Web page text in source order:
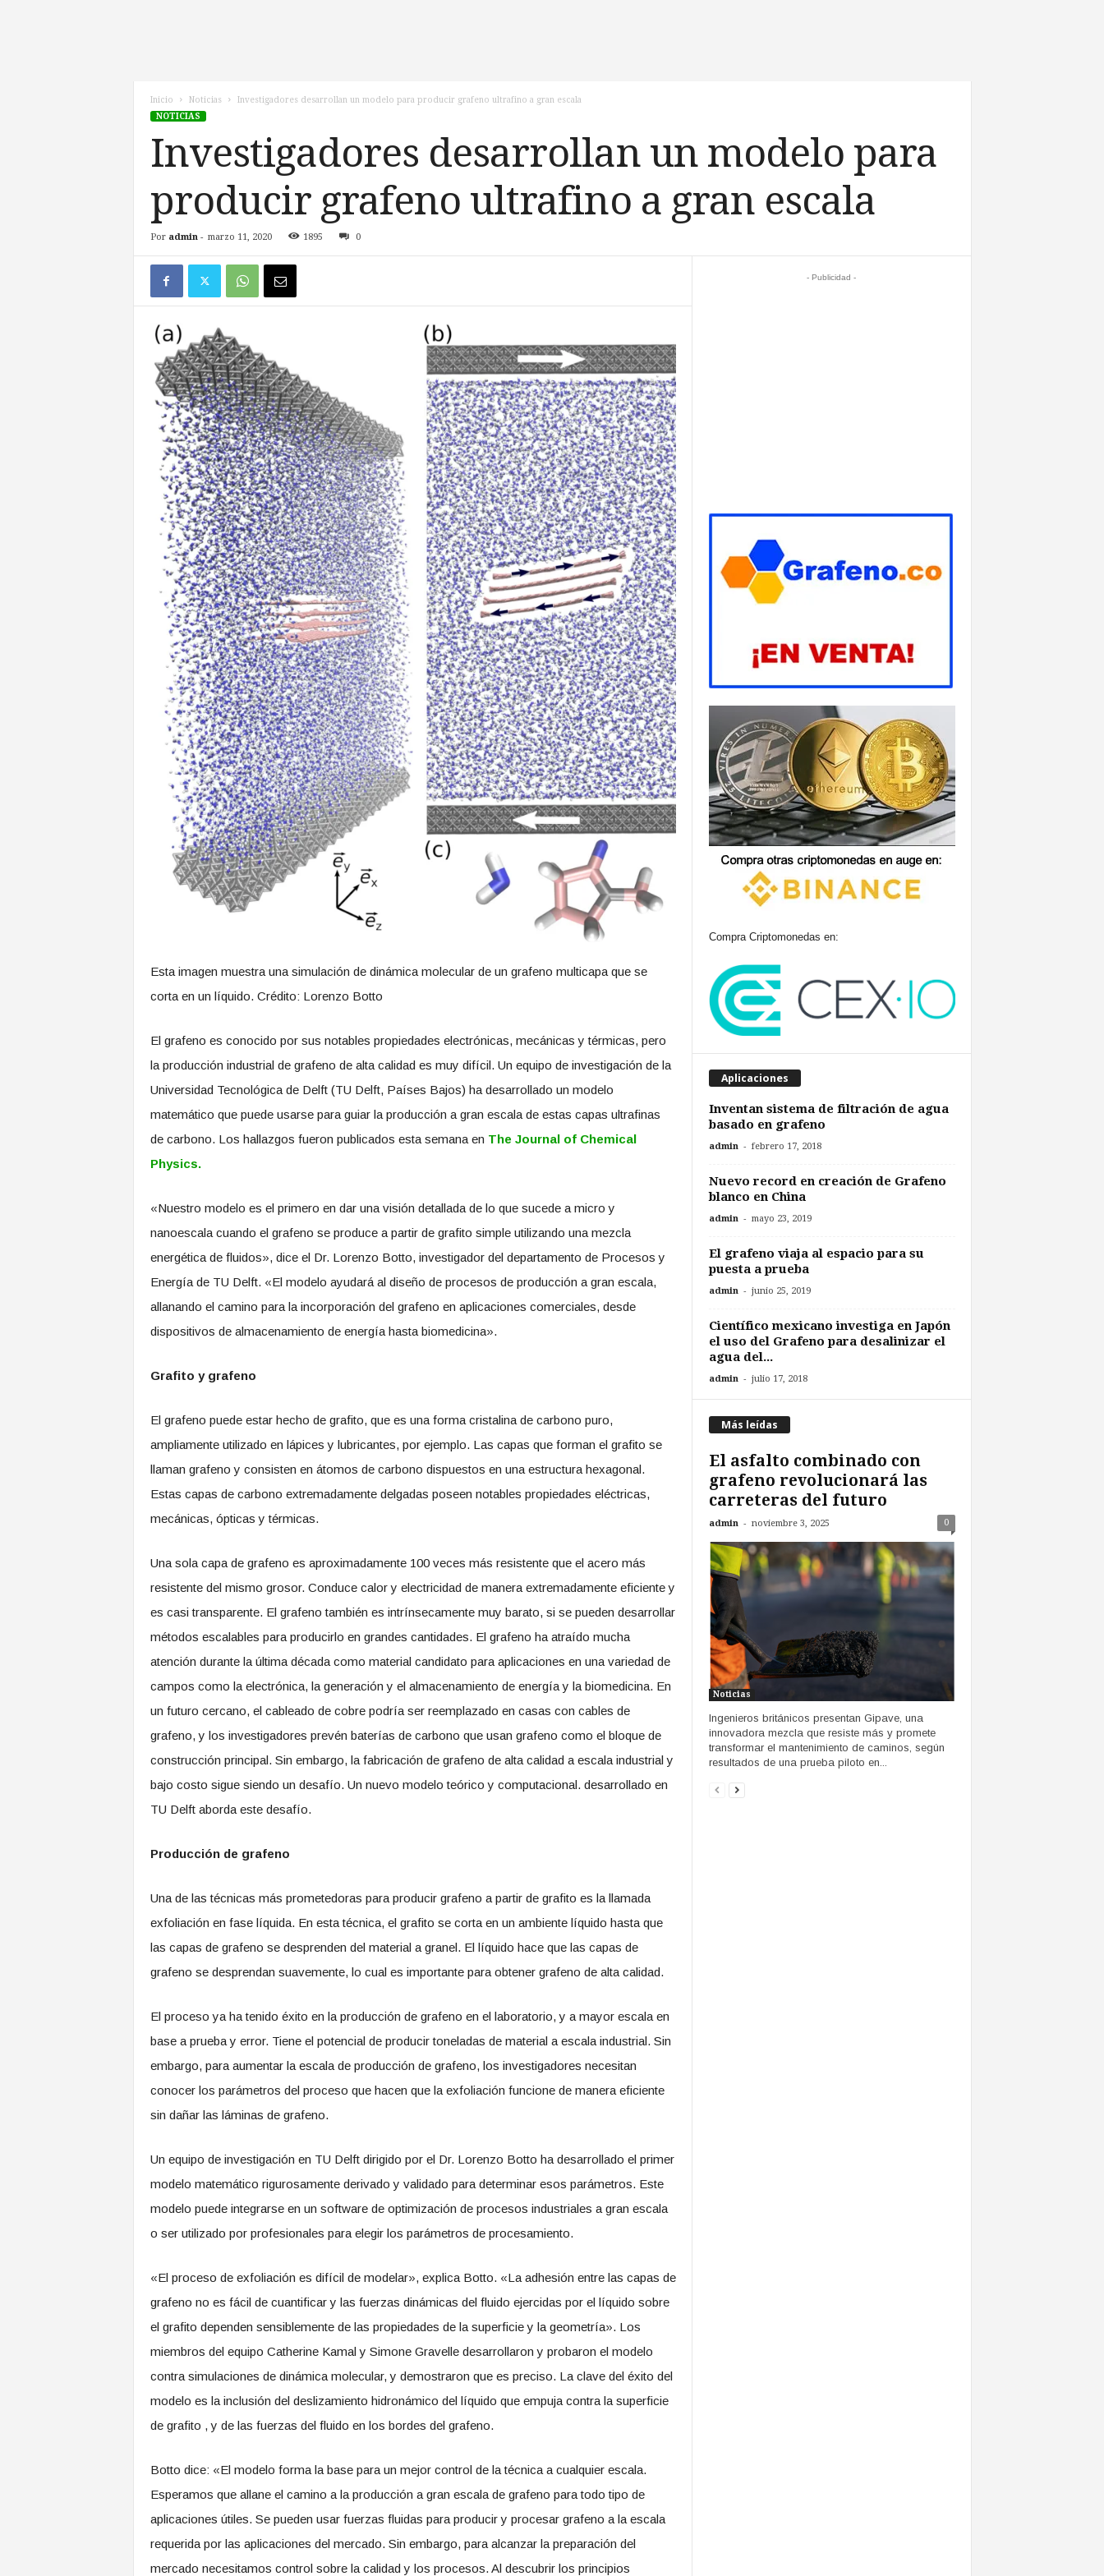
Inicio Noticias
Investigadores desarrollan un modelo para producir grafeno ultrafino a gran escala
NOTICIAS
Investigadores desarrollan un modelo para
producir grafeno ultrafino a gran escala
Por admin- marzo 11, 2020 1895 0
Esta imagen muestra una simulación de dinámica molecular de un grafeno multicapa que se
corta en un líquido. Crédito: Lorenzo Botto
El grafeno es conocido por sus notables propiedades electrónicas, mecánicas y térmicas, pero
la producción industrial de grafeno de alta calidad es muy difícil. Un equipo de investigación de la
Universidad Tecnológica de Delft (TU Delft, Países Bajos) ha desarrollado un modelo
matemático que puede usarse para guiar la producción a gran escala de estas capas ultrafinas
de carbono. Los hallazgos fueron publicados esta semana en The Journal of Chemical
Physics.
«Nuestro modelo es el primero en dar una visión detallada de lo que sucede a micro y
nanoescala cuando el grafeno se produce a partir de grafito simple utilizando una mezcla
energética de fluidos», dice el Dr. Lorenzo Botto, investigador del departamento de Procesos y
Energía de TU Delft. «El modelo ayudará al diseño de procesos de producción a gran escala,
allanando el camino para la incorporación del grafeno en aplicaciones comerciales, desde
dispositivos de almacenamiento de energía hasta biomedicina».
Grafito y grafeno
El grafeno puede estar hecho de grafito, que es una forma cristalina de carbono puro,
ampliamente utilizado en lápices y lubricantes, por ejemplo. Las capas que forman el grafito se
llaman grafeno y consisten en átomos de carbono dispuestos en una estructura hexagonal.
Estas capas de carbono extremadamente delgadas poseen notables propiedades eléctricas,
mecánicas, ópticas y térmicas.
Una sola capa de grafeno es aproximadamente 100 veces más resistente que el acero más
resistente del mismo grosor. Conduce calor y electricidad de manera extremadamente eficiente y
es casi transparente. El grafeno también es intrínsecamente muy barato, si se pueden desarrollar
métodos escalables para producirlo en grandes cantidades. El grafeno ha atraído mucha
atención durante la última década como material candidato para aplicaciones en una variedad de
campos como la electrónica, la generación y el almacenamiento de energía y la biomedicina. En
un futuro cercano, el cableado de cobre podría ser reemplazado en casas con cables de
grafeno, y los investigadores prevén baterías de carbono que usan grafeno como el bloque de
construcción principal. Sin embargo, la fabricación de grafeno de alta calidad a escala industrial y
bajo costo sigue siendo un desafío. Un nuevo modelo teórico y computacional. desarrollado en
TU Delft aborda este desafío.
Producción de grafeno
Una de las técnicas más prometedoras para producir grafeno a partir de grafito es la llamada
exfoliación en fase líquida. En esta técnica, el grafito se corta en un ambiente líquido hasta que
las capas de grafeno se desprenden del material a granel. El líquido hace que las capas de
grafeno se desprendan suavemente, lo cual es importante para obtener grafeno de alta calidad.
El proceso ya ha tenido éxito en la producción de grafeno en el laboratorio, y a mayor escala en
base a prueba y error. Tiene el potencial de producir toneladas de material a escala industrial. Sin
embargo, para aumentar la escala de producción de grafeno, los investigadores necesitan
conocer los parámetros del proceso que hacen que la exfoliación funcione de manera eficiente
sin dañar las láminas de grafeno.
Un equipo de investigación en TU Delft dirigido por el Dr. Lorenzo Botto ha desarrollado el primer
modelo matemático rigurosamente derivado y validado para determinar esos parámetros. Este
modelo puede integrarse en un software de optimización de procesos industriales a gran escala
o ser utilizado por profesionales para elegir los parámetros de procesamiento.
«El proceso de exfoliación es difícil de modelar», explica Botto. «La adhesión entre las capas de
grafeno no es fácil de cuantificar y las fuerzas dinámicas del fluido ejercidas por el líquido sobre
el grafito dependen sensiblemente de las propiedades de la superficie y la geometría». Los
miembros del equipo Catherine Kamal y Simone Gravelle desarrollaron y probaron el modelo
contra simulaciones de dinámica molecular, y demostraron que es preciso. La clave del éxito del
modelo es la inclusión del deslizamiento hidronámico del líquido que empuja contra la superficie
de grafito , y de las fuerzas del fluido en los bordes del grafeno.
Botto dice: «El modelo forma la base para un mejor control de la técnica a cualquier escala.
Esperamos que allane el camino a la producción a gran escala de grafeno para todo tipo de
aplicaciones útiles. Se pueden usar fuerzas fluidas para producir y procesar grafeno a la escala
requerida por las aplicaciones del mercado. Sin embargo, para alcanzar la preparación del
mercado necesitamos control sobre la calidad y los procesos. Al descubrir los principios
- Publicidad -
Compra Criptomonedas en:
Aplicaciones
Inventan sistema de filtración de agua
basado en grafeno
admin - febrero 17, 2018
Nuevo record en creación de Grafeno
blanco en China
admin - mayo 23, 2019
El grafeno viaja al espacio para su
puesta a prueba
admin - junio 25, 2019
Científico mexicano investiga en Japón
el uso del Grafeno para desalinizar el
agua del...
admin - julio 17, 2018
Más leídas
El asfalto combinado con
grafeno revolucionará las
carreteras del futuro
admin - noviembre 3, 2025 0
Noticias
Ingenieros británicos presentan Gipave, una
innovadora mezcla que resiste más y promete
transformar el mantenimiento de caminos, según
resultados de una prueba piloto en...